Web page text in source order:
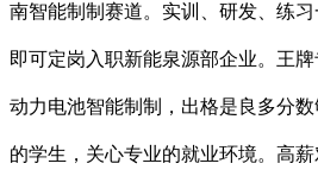
南智能制制赛道。实训、研发、练
即可定岗入职新能泉源部企业。王牌
动力电池智能制制，出格是良多分
的学生，关心专业的就业环境。高薪